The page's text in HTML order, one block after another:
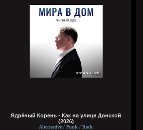
Ядрёный Корень - Как на улице Донской
(2026)
Alternative / Punk / Rock